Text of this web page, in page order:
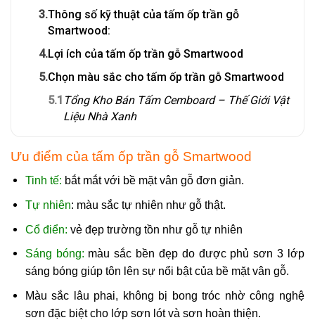
3.Thông số kỹ thuật của tấm ốp trần gỗ
Smartwood:
4.Lợi ích của tấm ốp trần gỗ Smartwood
5.Chọn màu sắc cho tấm ốp trần gỗ Smartwood
5.1 Tổng Kho Bán Tấm Cemboard – Thế Giới Vật
Liệu Nhà Xanh
Ưu điểm của tấm ốp trần gỗ Smartwood
Tinh tế: bắt mắt với bề mặt vân gỗ đơn giản.
Tự nhiên: màu sắc tự nhiên như gỗ thật.
Cổ điển: vẻ đẹp trường tồn như gỗ tự nhiên
Sáng bóng: màu sắc bền đẹp do được phủ sơn 3 lớp
sáng bóng giúp tôn lên sự nổi bật của bề mặt vân gỗ.
Màu sắc lâu phai, không bị bong tróc nhờ công nghệ
sơn đặc biệt cho lớp sơn lót và sơn hoàn thiện.